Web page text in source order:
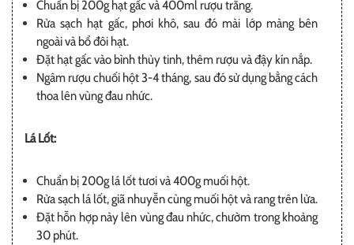
Chuẩn bị 200g hạt gấc và 400ml rượu trắng.
Rửa sạch hạt gấc, phơi khô, sau đó mài lớp màng bên
ngoài và bổ đôi hạt.
Đặt hạt gấc vào bình thủy tinh, thêm rượu và đậy kín nắp.
Ngâm rượu chuối hột 3-4 tháng, sau đó sử dụng bằng cách
thoa lên vùng đau nhức.
Lá Lốt:
Chuẩn bị 200g lá lốt tươi và 400g muối hột.
Rửa sạch lá lốt, giã nhuyễn cùng muối hột và rang trên lửa.
Đặt hỗn hợp này lên vùng đau nhức, chườm trong khoảng
30 phút.